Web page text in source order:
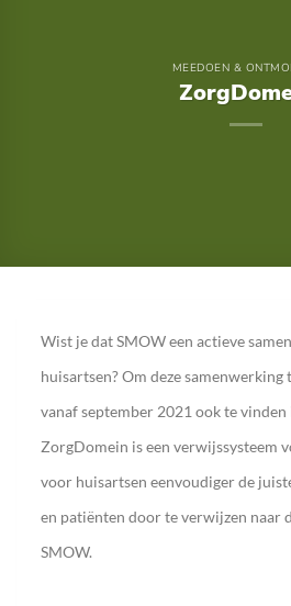
MEEDOEN &
Wist je dat SMOW een actieve
huisartsen? Om deze
vanaf september 2021 ook te
ZorgDomein is een verwijssysteem
voor huisartsen eenvoudiger de
en patiënten door te verwijzen naar
SMOW.